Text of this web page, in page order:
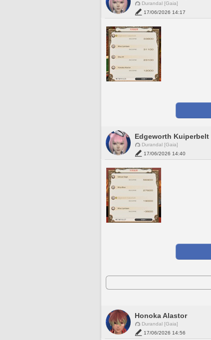
Durandal [Gaia]
17/06/2026 14:17
Edgeworth Kuiperbelt
Durandal [Gaia]
17/06/2026 14:40
Honoka Alastor
Durandal [Gaia]
17/06/2026 14:56